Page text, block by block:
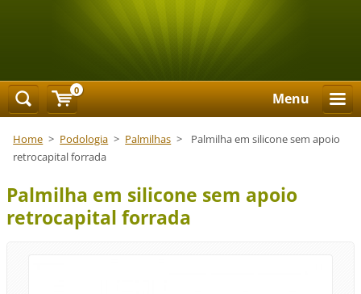
Menu
Home > Podologia > Palmilhas >
Palmilha em silicone sem apoio
retrocapital forrada
Palmilha em silicone sem apoio
retrocapital forrada
0